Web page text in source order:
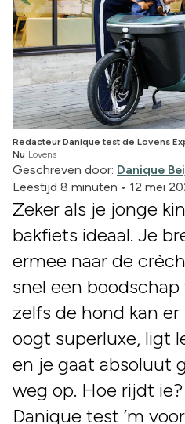
Redacteur Danique test de Lovens
Nu Lovens
Geschreven door: Danique
Leestijd 8 minuten • 12 mei
Zeker als je jonge
bakfiets ideaal. Je
ermee naar de
snel een
zelfs de hond kan
oogt superluxe, ligt
en je gaat absoluut
weg op. Hoe rijdt
Danique test ’m